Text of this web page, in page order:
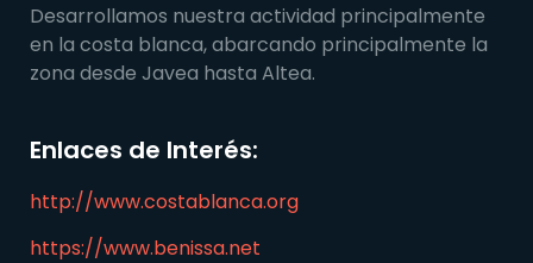
Desarrollamos nuestra actividad principalmente
en la costa blanca, abarcando principalmente la
zona desde Javea hasta Altea.
Enlaces de Interés:
http://www.costablanca.org
https://www.benissa.net